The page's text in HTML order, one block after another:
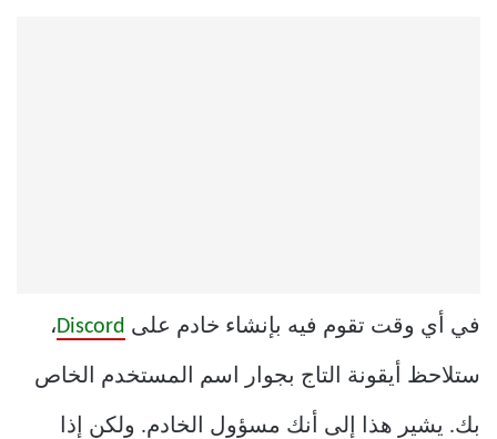
في أي وقت تقوم فيه بإنشاء خادم على Discord،
ستلاحظ أيقونة التاج بجوار اسم المستخدم الخاص
بك. يشير هذا إلى أنك مسؤول الخادم. ولكن إذا